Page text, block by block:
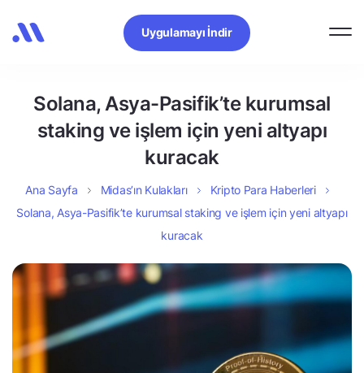
Uygulamayı İndir
Solana, Asya-Pasifik’te kurumsal
staking ve işlem için yeni altyapı
kuracak
Ana Sayfa Midas’ın Kulakları
Kripto Para Haberleri
Solana, Asya-Pasifik’te kurumsal staking ve işlem için yeni altyapı
kuracak